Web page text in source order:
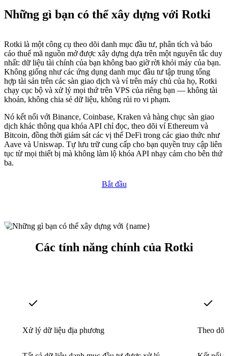
Những gì bạn có thể xây dựng với Rotki
Rotki là một công cụ theo dõi danh mục đầu tư, phân tích và báo
cáo thuế mã nguồn mở được xây dựng dựa trên một nguyên tắc duy
nhất: dữ liệu tài chính của bạn không bao giờ rời khỏi máy của bạn.
Không giống như các ứng dụng danh mục đầu tư tập trung tổng
hợp tài sản trên các sàn giao dịch và ví trên máy chủ của họ, Rotki
chạy cục bộ và xử lý mọi thứ trên VPS của riêng bạn — không tài
khoản, không chia sẻ dữ liệu, không rủi ro vi phạm.
Nó kết nối với Binance, Coinbase, Kraken và hàng chục sàn giao
dịch khác thông qua khóa API chỉ đọc, theo dõi ví Ethereum và
Bitcoin, đồng thời giám sát các vị thế DeFi trong các giao thức như
Aave và Uniswap. Tự lưu trữ cung cấp cho bạn quyền truy cập liên
tục từ mọi thiết bị mà không làm lộ khóa API nhạy cảm cho bên thứ
ba.
Bắt đầu
Các tính năng chính của Rotki
Xử lý dữ liệu địa phương Theo dõi